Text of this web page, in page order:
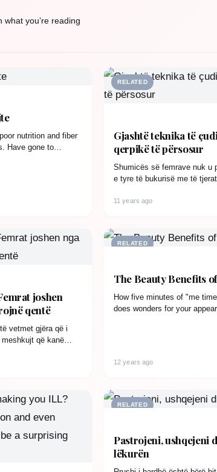
you’re reading
nutrition and fiber
Have gone to
RELATED
Gjashtë teknika të
qerpikë të përsosur
Shumicës së femrave nuk u
e tyre të bukurisë me të
11 years ago
joshen
qentë
vetmet gjëra që i
që kanë
RELATED
The Beauty Benefits
How five minutes of "me
does wonders for your
12 years ago
RELATED
Pastrojeni, ushqejeni
lëkurën